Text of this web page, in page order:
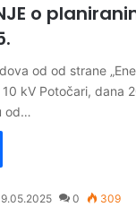
o
od od strane
10 kV Potočari, dana
od…
0 309